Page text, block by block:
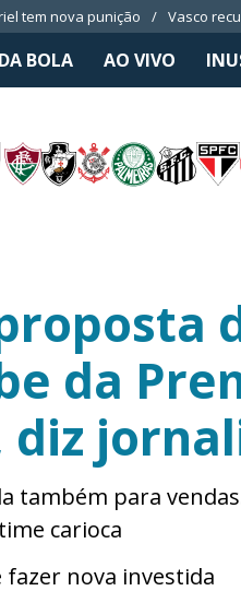
tem nova punição Vasco
BOLA AO VIVO
da
diz
também para
carioca
nova investida